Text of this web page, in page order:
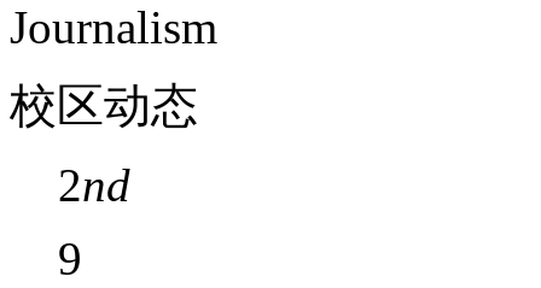
Journalism
校区动态
2nd
9